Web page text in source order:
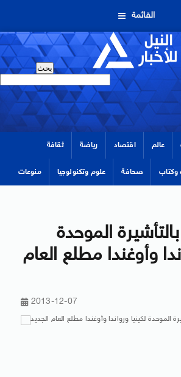
القائمة
عالم اقتصاد رياضة ثقافة
وكتاب صحافة علوم وتكنولوجيا منوعات
الموحدة
وأوغندا مطلع العام
2013-12-07